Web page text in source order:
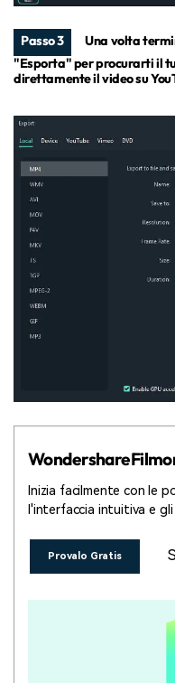
Passo 3
Una volta
"Esporta" per procurarti il
direttamente il video su
Inizia facilmente con le
l'interfaccia intuitiva e
Provalo Gratis